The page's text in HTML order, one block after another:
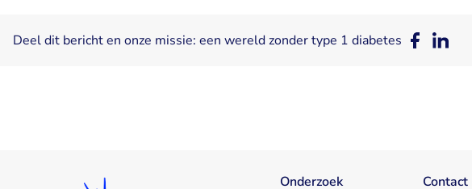
Deel dit bericht en onze missie: een wereld zonder type 1 diabetes
DeelDeel
Onderzoek Contact